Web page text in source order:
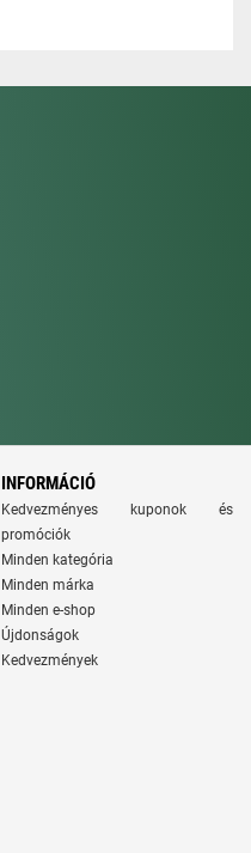
INFORMÁCIÓ
Kedvezményes kuponok és
promóciók
Minden kategória
Minden márka
Minden e-shop
Újdonságok
Kedvezmények